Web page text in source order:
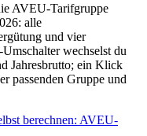
AVEU-Tarifgruppe
alle
und vier
wechselst du
Jahresbrutto; ein Klick
passenden Gruppe und
berechnen: AVEU-